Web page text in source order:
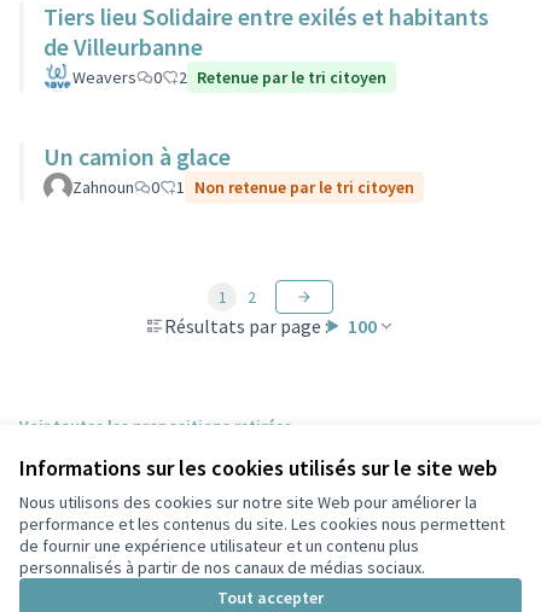
Informations sur les cookies utilisés sur le site web
Nous utilisons des cookies sur notre site Web pour améliorer la
performance et les contenus du site. Les cookies nous permettent
de fournir une expérience utilisateur et un contenu plus
personnalisés à partir de nos canaux de médias sociaux.
Tout accepter
Tiers lieu Solidaire entre exilés et habitants
de Villeurbanne
Weavers 0 2 Retenue par le tri citoyen
Un camion à glace
Zahnoun 0 1 Non retenue par le tri citoyen
Résultats par page : 100
1 2
Voir toutes les propositions retirées
Conditions d'utilisation
Paramètres des cookies
Participez Villeurbanne sur X
(Lien externe)
Participez Villeurbanne sur Facebook
Participez Villeurbanne sur Instagram
Participez Villeurbanne sur YouTube
(Lien externe)